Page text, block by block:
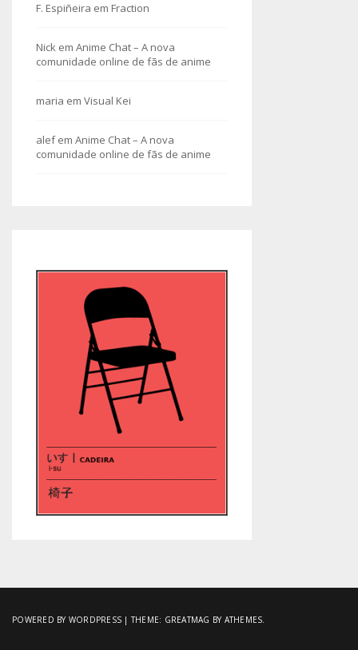
F. Espiñeira em Fraction
Nick em Anime Chat – A nova
comunidade online de fãs de anime
maria em Visual Kei
alefem Anime Chat – A nova
comunidade online de fãs de anime
POWERED BY WORDPRESS |THEME: GREATMAG BY ATHEMES.